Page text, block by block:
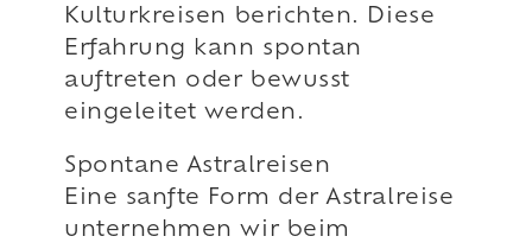
Kulturkreisen berichten. Diese
Erfahrung kann spontan
auftreten oder bewusst
eingeleitet werden.
Spontane Astralreisen
Eine sanfte Form der Astralreise
unternehmen wir beim